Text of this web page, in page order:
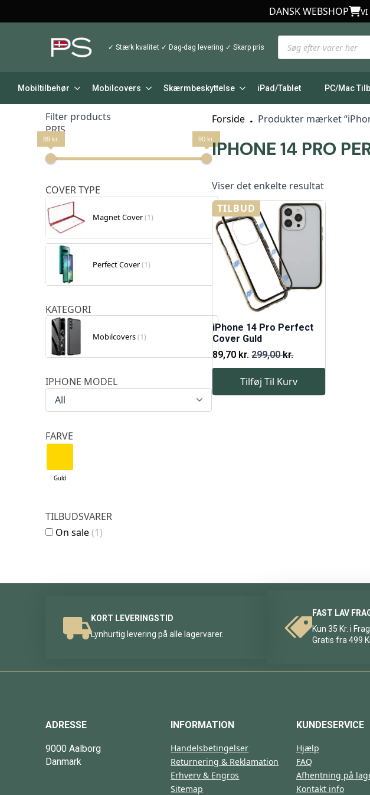
DANSK WEBSHOP VI
✓ Stærk kvalitet ✓ Dag-dag levering ✓ Skarp pris
Products
search
Mobiltilbehør Mobilcovers Skærmbeskyttelse iPad/Tablet PC/Mac
Filter products
PRIS
89 kr. 90 kr.
COVER TYPE
Magnet Cover(1)
Perfect Cover(1)
KATEGORI
Mobilcovers(1)
IPHONE MODEL
All
FARVE
Guld
TILBUDSVARER
On sale(1)
Forside Produkter mærket
IPHONE 14 PRO
Viser det enkelte resultat
TILBUD
iPhone 14 Pro Perfect
Cover Guld
299,00kr.
Den
oprindelige
var:
89,70 kr.
Den
aktuelle
er:
Tilføj Til Kurv
KORT LEVERINGSTID
Lynhurtig levering på alle lagervarer.
FAST LAV
Kun 35 Kr. i
Gratis fra 499
ADRESSE
9000 Aalborg
Danmark
INFORMATION
Handelsbetingelser
Returnering & Reklamation
Erhverv & Engros
Sitemap
KUNDESERVICE
Hjælp
FAQ
Afhentning på
Kontakt info